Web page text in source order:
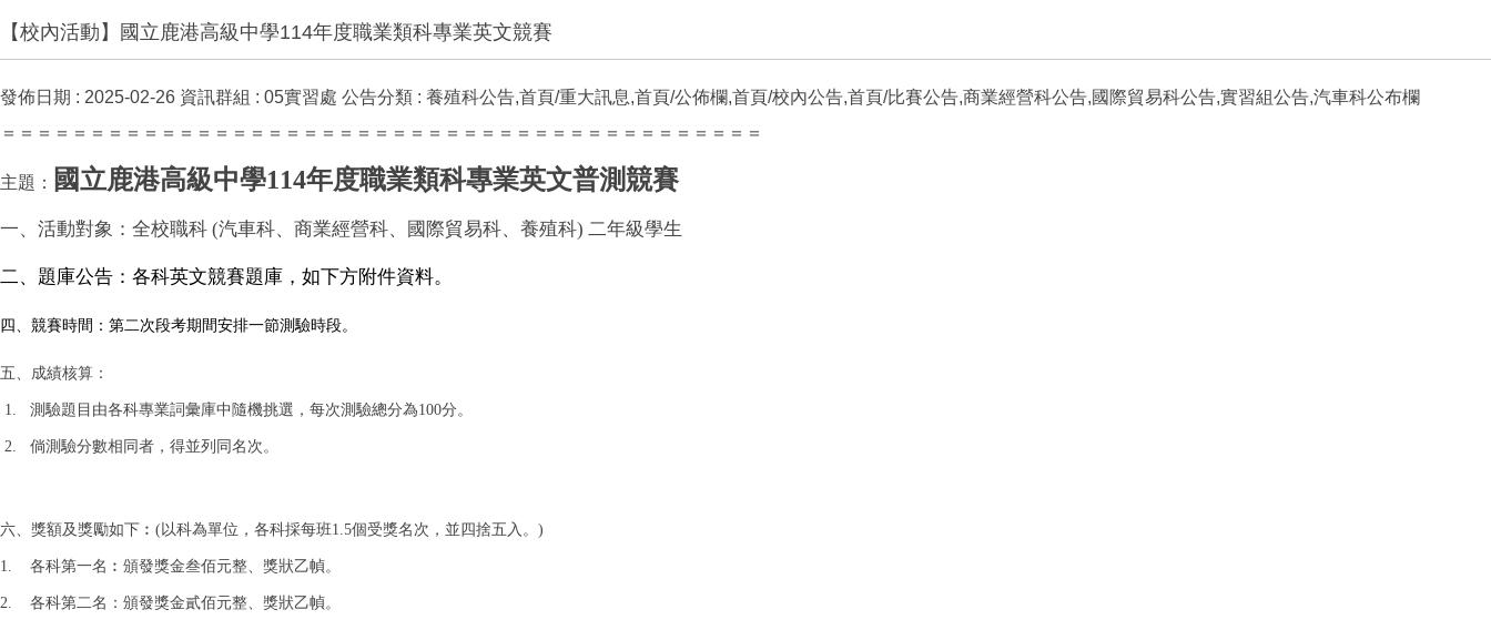
【校內活動】國立鹿港高級中學114年度職業類科專業英文競賽
發佈日期 : 2025-02-26 資訊群組 : 05實習處 公告分類 : 養殖科公告,首頁/重大訊息,首頁/公佈欄,首頁/校內公告,首頁/比賽公告,商業經營科公告,國際貿易科公告,實習組公告,汽車科公布欄
＝＝＝＝＝＝＝＝＝＝＝＝＝＝＝＝＝＝＝＝＝＝＝＝＝＝＝＝＝＝＝＝＝＝＝＝＝＝＝＝＝＝＝
主題： 國立鹿港高級中學114年度職業類科專業英文普測競賽
一、活動對象：全校職科 (汽車科、商業經營科、國際貿易科、養殖科) 二年級學生
二、 題庫公告： 各科英文競賽題庫，如下方附件資料。
四、競賽時間： 第二次段考期間安排一節測驗時段。
五、成績核算：
1. 測驗題目由各科專業詞彙庫中隨機挑選，每次測驗總分為100分。
2. 倘測驗分數相同者，得並列同名次。
六、獎額及獎勵如下︰(以科為單位，各科採每班1.5個受獎名次，並四捨五入。)
1. 各科第一名︰頒發獎金叁佰元整、獎狀乙幀。
2. 各科第二名：頒發獎金貳佰元整、獎狀乙幀。